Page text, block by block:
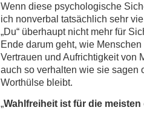
Wenn diese psychologische
ich nonverbal tatsächlich sehr
„Du“ überhaupt nicht mehr für
Ende darum geht, wie
Vertrauen und Aufrichtigkeit von
auch so verhalten wie sie sagen
Worthülse bleibt.
„Wahlfreiheit ist für die